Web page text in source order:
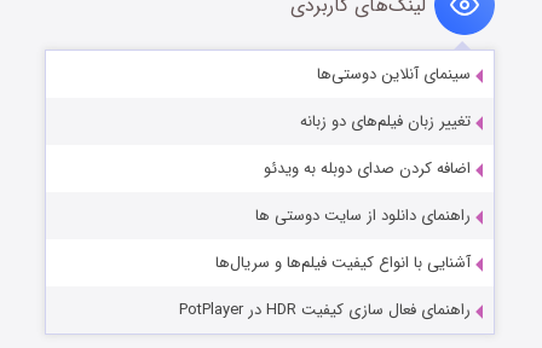
سینمای آنلاین دوستی‌ها
تغییر زبان فیلم‌های دو زبانه
اضافه کردن صدای دوبله به ویدئو
راهنمای دانلود از سایت دوستی ها
آشنایی با انواع کیفیت فیلم‌ها و سریال‌ها
راهنمای فعال سازی کیفیت HDR در PotPlayer